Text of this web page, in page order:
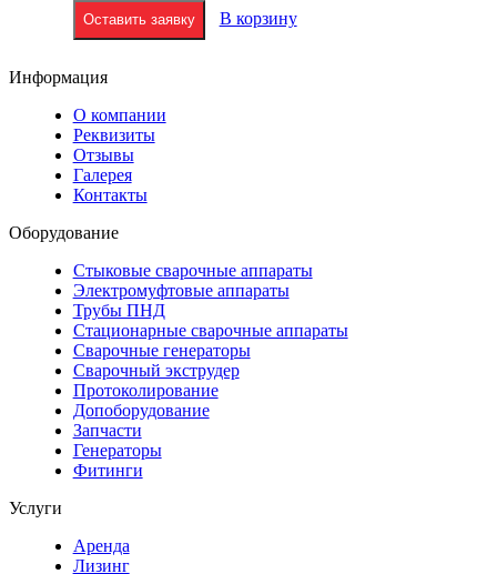
Оставить заявку В корзину
Информация
О компании
Реквизиты
Отзывы
Галерея
Контакты
Оборудование
Стыковые сварочные аппараты
Электромуфтовые аппараты
Трубы ПНД
Стационарные сварочные аппараты
Сварочные генераторы
Сварочный экструдер
Протоколирование
Допоборудование
Запчасти
Генераторы
Фитинги
Услуги
Аренда
Лизинг